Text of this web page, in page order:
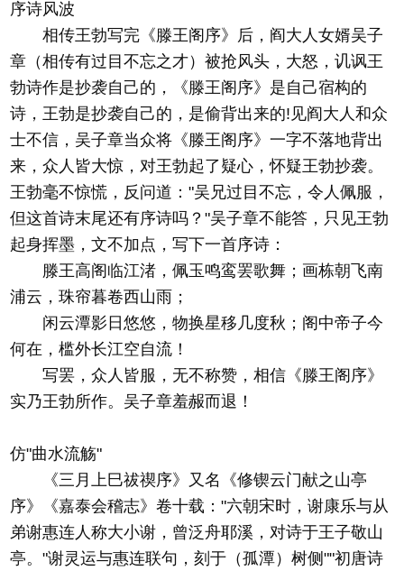
序诗风波
相传王勃写完《滕王阁序》后，阎大人女婿吴子
章（相传有过目不忘之才）被抢风头，大怒，讥讽王
勃诗作是抄袭自己的，《滕王阁序》是自己宿构的
诗，王勃是抄袭自己的，是偷背出来的!见阎大人和众
士不信，吴子章当众将《滕王阁序》一字不落地背出
来，众人皆大惊，对王勃起了疑心，怀疑王勃抄袭。
王勃毫不惊慌，反问道："吴兄过目不忘，令人佩服，
但这首诗末尾还有序诗吗？"吴子章不能答，只见王勃
起身挥墨，文不加点，写下一首序诗：
滕王高阁临江渚，佩玉鸣鸾罢歌舞；画栋朝飞南
浦云，珠帘暮卷西山雨；
闲云潭影日悠悠，物换星移几度秋；阁中帝子今
何在，槛外长江空自流！
写罢，众人皆服，无不称赞，相信《滕王阁序》
实乃王勃所作。吴子章羞赧而退！
仿"曲水流觞"
《三月上巳祓禊序》又名《修锲云门献之山亭
序》《嘉泰会稽志》卷十载："六朝宋时，谢康乐与从
弟谢惠连人称大小谢，曾泛舟耶溪，对诗于王子敬山
亭。"谢灵运与惠连联句，刻于（孤潭）树侧""初唐诗